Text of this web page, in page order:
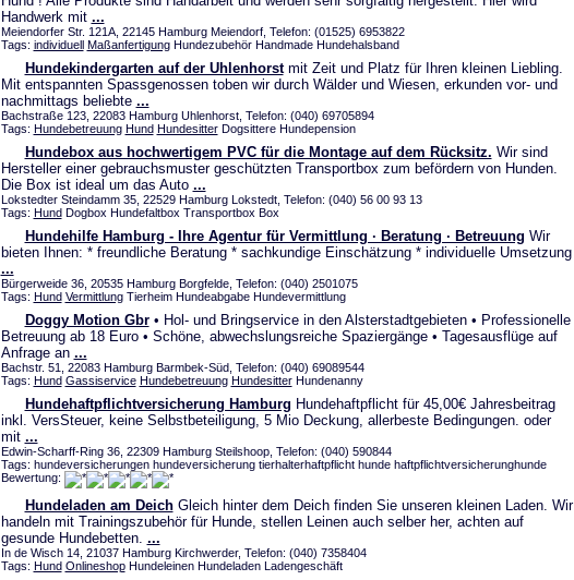
Handwerk mit ...
Meiendorfer Str. 121A, 22145 Hamburg Meiendorf, Telefon: (01525) 6953822
Tags: individuell MaßanfertigungHundezubehör Handmade Hundehalsband
Hundekindergarten auf der Uhlenhorstmit Zeit und Platz für Ihren kleinen Liebling.
Mit entspannten Spassgenossen toben wir durch Wälder und Wiesen, erkunden vor- und
nachmittags beliebte ...
Bachstraße 123, 22083 Hamburg Uhlenhorst, Telefon: (040) 69705894
Tags: Hundebetreuung Hund HundesitterDogsittere Hundepension
Hundebox aus hochwertigem PVC für die Montage auf dem Rücksitz. Wir sind
Hersteller einer gebrauchsmuster geschützten Transportbox zum befördern von Hunden.
Die Box ist ideal um das Auto ...
Lokstedter Steindamm 35, 22529 Hamburg Lokstedt, Telefon: (040) 56 00 93 13
Tags: HundDogbox Hundefaltbox Transportbox Box
Hundehilfe Hamburg - Ihre Agentur für Vermittlung · Beratung · Betreuung Wir
bieten Ihnen: * freundliche Beratung * sachkundige Einschätzung * individuelle Umsetzung
...
Bürgerweide 36, 20535 Hamburg Borgfelde, Telefon: (040) 2501075
Tags: Hund VermittlungTierheim Hundeabgabe Hundevermittlung
Doggy Motion Gbr• Hol- und Bringservice in den Alsterstadtgebieten • Professionelle
Betreuung ab 18 Euro • Schöne, abwechslungsreiche Spaziergänge • Tagesausflüge auf
Anfrage an ...
Bachstr. 51, 22083 Hamburg Barmbek-Süd, Telefon: (040) 69089544
Tags: Hund Gassiservice Hundebetreuung HundesitterHundenanny
Hundehaftpflichtversicherung Hamburg Hundehaftpflicht für 45,00€ Jahresbeitrag
inkl. VersSteuer, keine Selbstbeteiligung, 5 Mio Deckung, allerbeste Bedingungen. oder
mit ...
Edwin-Scharff-Ring 36, 22309 Hamburg Steilshoop, Telefon: (040) 590844
Tags: hundeversicherungen hundeversicherung tierhalterhaftpflicht hunde haftpflichtversicherunghunde
Bewertung:
Hundeladen am DeichGleich hinter dem Deich finden Sie unseren kleinen Laden. Wir
handeln mit Trainingszubehör für Hunde, stellen Leinen auch selber her, achten auf
gesunde Hundebetten. ...
In de Wisch 14, 21037 Hamburg Kirchwerder, Telefon: (040) 7358404
Tags: Hund OnlineshopHundeleinen Hundeladen Ladengeschäft